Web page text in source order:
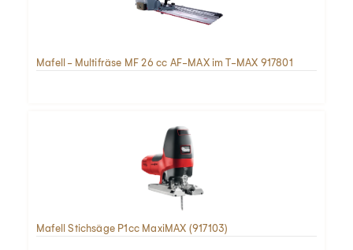
Mafell - Multifräse MF 26 cc AF-MAX im T-MAX 917801
Mafell Stichsäge P1cc MaxiMAX (917103)